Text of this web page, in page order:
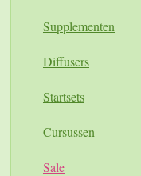
Supplementen
Diffusers
Startsets
Cursussen
Sale